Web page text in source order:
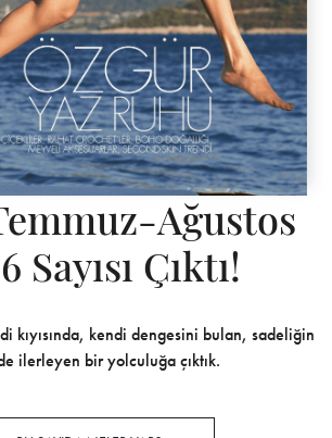
Ağustos
Sayısı Çıktı!
kıyısında, kendi dengesini bulan, sadeliğin
ilerleyen bir yolculuğa çıktık.